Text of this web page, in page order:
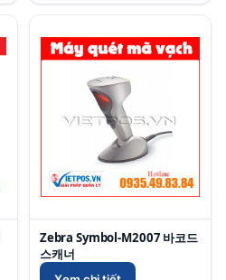
Zebra Symbol-M2007 바코드
스캐너